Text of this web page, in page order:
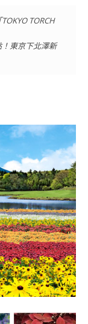
TORCH
！東京下北澤新